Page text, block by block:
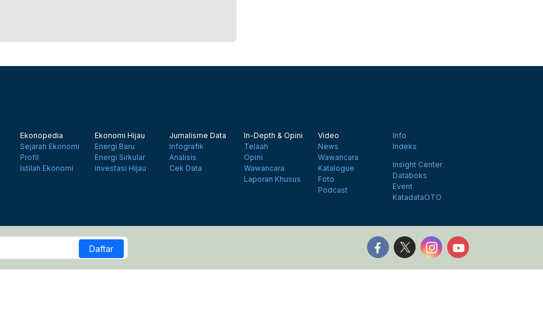
Ekonopedia
Sejarah Ekonomi
Profil
Istilah Ekonomi
Ekonomi Hijau
Energi Baru
Energi Sirkular
Investasi Hijau
Jurnalisme Data
Infografik
Analisis
Cek Data
In-Depth & Opini
Telaah
Opini
Wawancara
Laporan Khusus
Video
News
Wawancara
Katalogue
Foto
Podcast
Info
Indeks
Insight Center
Databoks
Event
KatadataOTO
Daftar Follow us on Facebook
Follow us on X
Follow us on
Follow us on